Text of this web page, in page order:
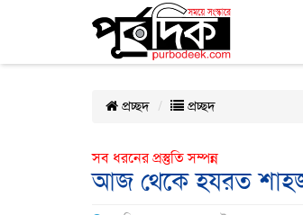
প্রচ্ছদ প্রচ্ছদ
সব ধরনের প্রস্তুতি সম্পন্ন
আজ থেকে হযরত